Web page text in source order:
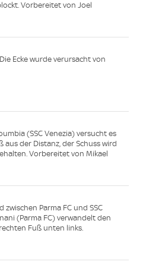
Vorbereitet von Joel
Die Ecke wurde verursacht von
(SSC Venezia) versucht es
aus der Distanz, der Schuss wird
Vorbereitet von Mikael
zwischen Parma FC und SSC
(Parma FC) verwandelt den
Fuß unten links.